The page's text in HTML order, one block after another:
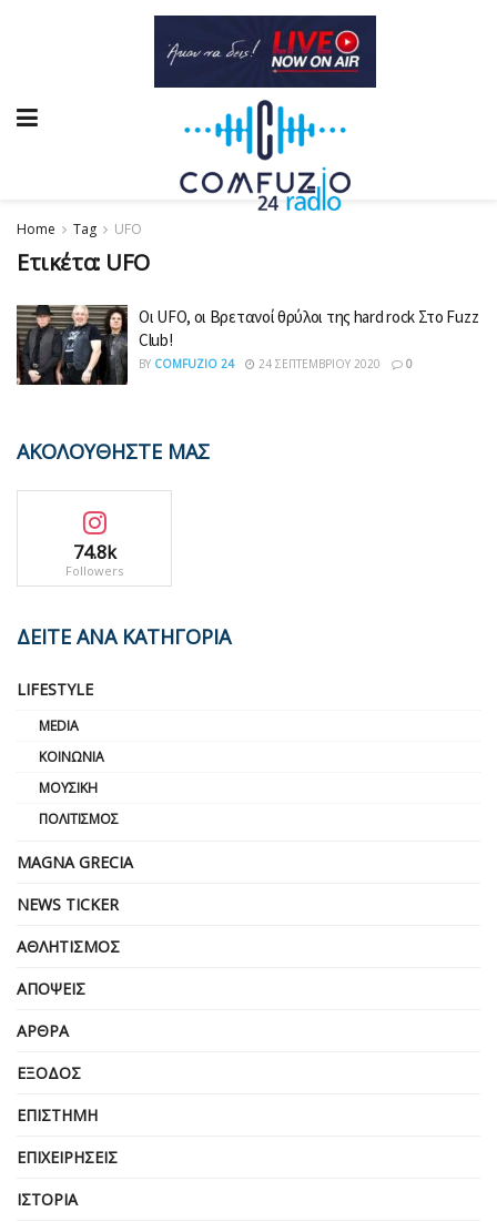
Home Tag UFO
Ετικέτα: UFO
Οι UFO, οι Βρετανοί θρύλοι της hard rock Στο Fuzz
Club!
BY COMFUZIO 24 24 ΣΕΠΤΕΜΒΡΊΟΥ 2020 0
ΑΚΟΛΟΥΘΗΣΤΕ ΜΑΣ
74.8k
Followers
ΔΕΙΤΕ ΑΝΑ ΚΑΤΗΓΟΡΙΑ
LIFESTYLE
MEDIA
ΚΟΙΝΩΝΊΑ
ΜΟΥΣΙΚΉ
ΠΟΛΙΤΙΣΜΌΣ
MAGNA GRECIA
NEWS TICKER
ΑΘΛΗΤΙΣΜΌΣ
ΑΠΌΨΕΙΣ
ΆΡΘΡΑ
ΈΞΟΔΟΣ
ΕΠΙΣΤΉΜΗ
ΕΠΙΧΕΙΡΗΣΕΙΣ
ΙΣΤΟΡΊΑ